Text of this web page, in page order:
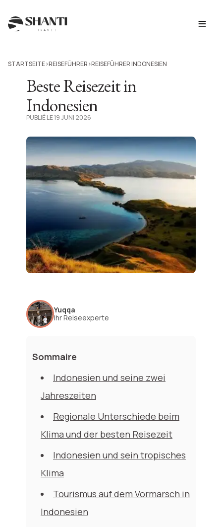
STARTSEITE>REISEFÜHRER>REISEFÜHRER INDONESIEN
Beste Reisezeit in
Indonesien
PUBLIÉ LE 19 JUNI 2026
Yuqqa
Ihr Reiseexperte
Sommaire
Indonesien und seine zwei
Jahreszeiten
Regionale Unterschiede beim
Klima und der besten Reisezeit
Indonesien und sein tropisches
Klima
Tourismus auf dem Vormarsch in
Indonesien